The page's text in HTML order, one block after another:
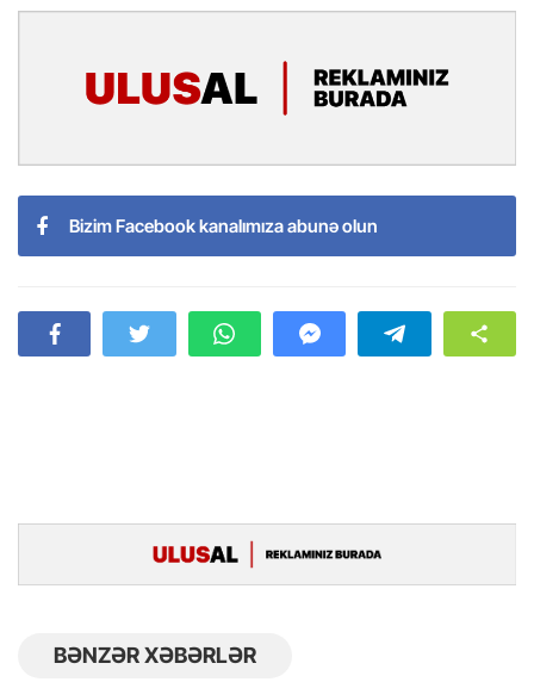
Bizim Facebook kanalımıza abunə olun
BƏNZƏR XƏBƏRLƏR